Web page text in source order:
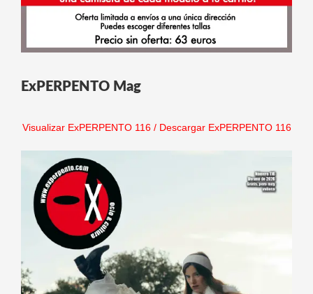
ExPERPENTO Mag
Visualizar ExPERPENTO 116/ Descargar ExPERPENTO 116